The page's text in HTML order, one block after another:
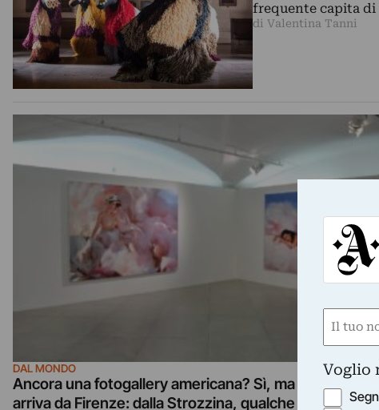
frequente capita di
di Valentina Tanni
DAL MONDO
Ancora una fotogallery americana? Sì, ma stavolta
arriva da Firenze: dalla Strozzina, qualche highlight
Nome
Voglio